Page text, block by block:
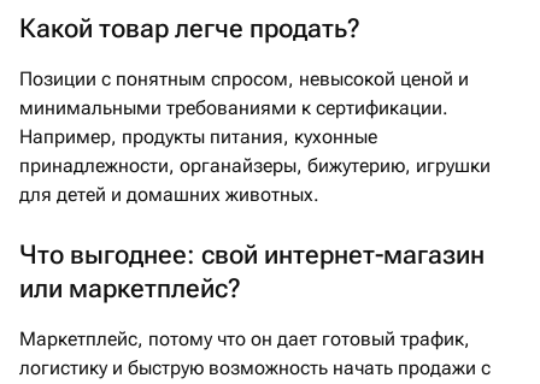
Какой товар легче продать?
Позиции с понятным спросом, невысокой ценой и
минимальными требованиями к сертификации.
Например, продукты питания, кухонные
принадлежности, органайзеры, бижутерию, игрушки
для детей и домашних животных.
Что выгоднее: свой интернет-магазин
или маркетплейс?
Маркетплейс, потому что он дает готовый трафик,
логистику и быструю возможность начать продажи с